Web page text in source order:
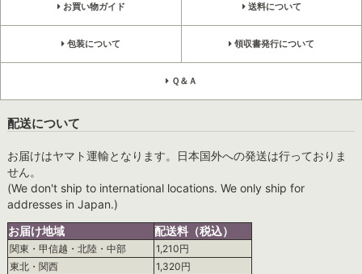
お買い物ガイド 送料について
包装について 領収書発行について
Ｑ＆Ａ
配送について
お届けはヤマト運輸となります。日本国外への発送は行っておりま
せん。
(We don't ship to international locations. We only ship for
addresses in Japan.)
お届け地域
配送料（税込）
関東・甲信越・北陸・中部
1,210円
東北・関西
1,320円